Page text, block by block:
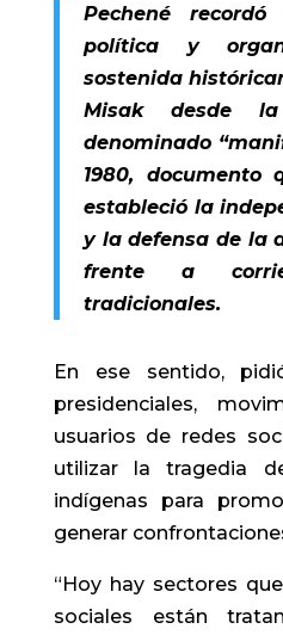
Pechené
política y
sostenida
Misak desde
denominado
1980, documento
estableció la
y la defensa de la
frente a
tradicionales.
En ese sentido,
presidenciales,
usuarios de redes
utilizar la tragedia
indígenas para
generar
“Hoy hay sectores
sociales están